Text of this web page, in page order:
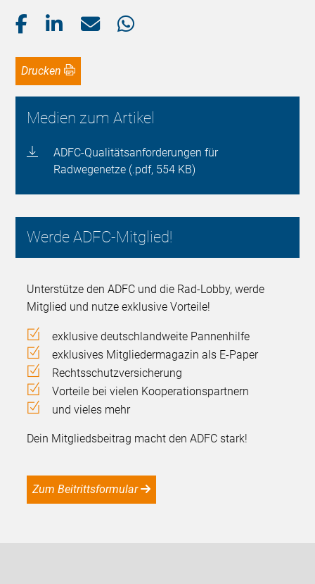
Drucken
Medien zum Artikel
ADFC-Qualitätsanforderungen für
Radwegenetze (.pdf, 554 KB)
Werde ADFC-Mitglied!
Unterstütze den ADFC und die Rad-Lobby, werde
Mitglied und nutze exklusive Vorteile!
exklusive deutschlandweite Pannenhilfe
exklusives Mitgliedermagazin als E-Paper
Rechtsschutzversicherung
Vorteile bei vielen Kooperationspartnern
und vieles mehr
Dein Mitgliedsbeitrag macht den ADFC stark!
Zum Beitrittsformular